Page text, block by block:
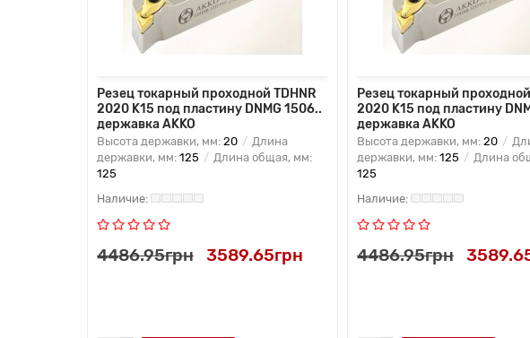
Резец токарный проходной TDHNR
2020 K15 под пластину DNMG 1506..
державка AKKO
Высота державки, мм: 20
Длина
державки, мм: 125
Длина общая, мм:
125
4486.95грн 3589.65грн
Резец токарный
2020 K15 под пластину
державка AKKO
Высота державки, мм: 20
державки, мм: 125
Длина
125
4486.95грн